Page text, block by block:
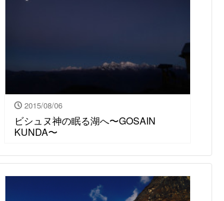
2015/08/06
ビシュヌ神の眠る湖へ〜GOSAIN
KUNDA〜